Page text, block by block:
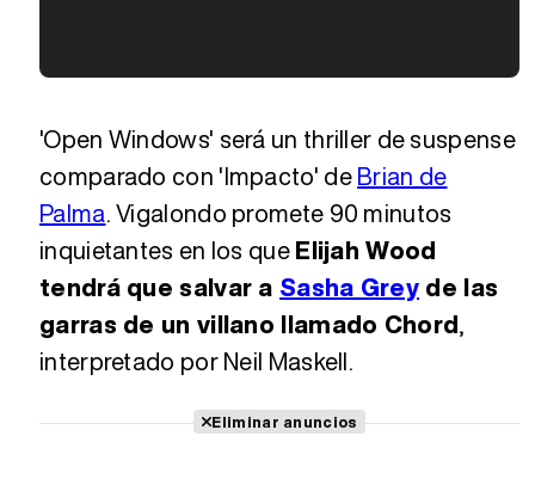
'Open Windows' será un thriller de suspense
comparado con 'Impacto' deBrian de
Palma. Vigalondo promete 90 minutos
inquietantes en los queElijah Wood
tendrá que salvar a Sasha Grey de las
garras de un villano llamado Chord,
interpretado por Neil Maskell.
Eliminar anuncios